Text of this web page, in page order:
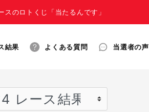
のロトくじ「当たるんです」
結果 よくある質問 当選者の声